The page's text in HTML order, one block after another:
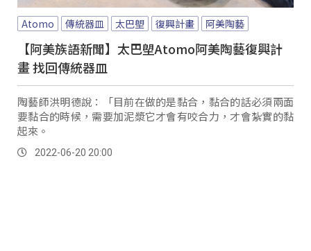
Atomo 傳統器皿 太巴塱 復興計畫 阿美陶藝
【阿美族語新聞】太巴塱Atomo阿美陶藝復興計
畫 找回傳統器皿
陶藝師洪明德說：「目前在做的是黏合，黏合的話必須兩面
要黏合的時候，需要加泥漿它才會有咬合力，才會紮實的黏
起來。
2022-06-20 20:00